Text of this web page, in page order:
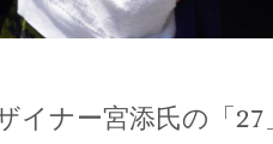
イナー宮添氏の「